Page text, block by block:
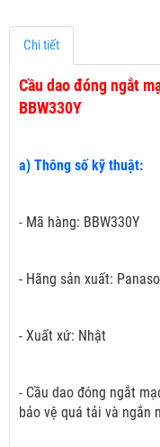
Chi tiết
Cầu dao đóng ngắt
BBW330Y
a) Thông số kỹ thuật:
- Mã hàng: BBW330Y
- Hãng sản xuất:
- Xuất xứ: Nhật
- Cầu dao đóng ngắt
bảo vệ quá tải và ngắn